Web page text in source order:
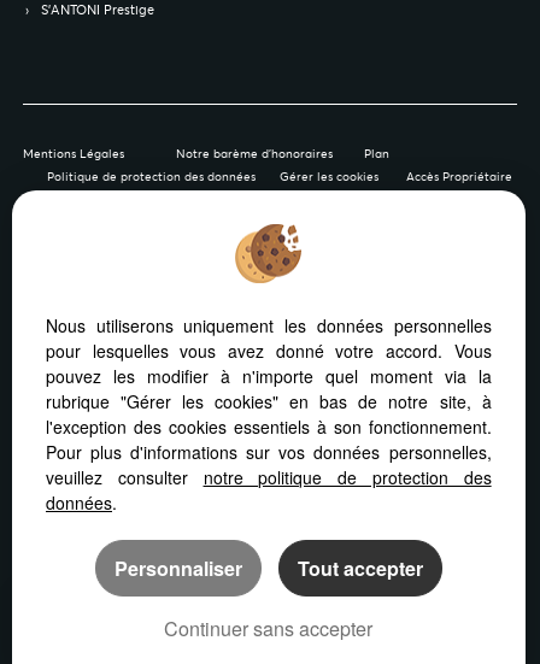
S’ANTONI Prestige
Mentions Légales Notre barème d'honoraires
Plan
Politique de protection des données
Gérer les cookies Accès Propriétaire
Afin de vous offrir un confort de lecture permanent, depuis
votre PC, votre tablette ou votre smartphone, notre site
s’adapte automatiquement aux différents types d'écrans
Logiciel transaction
Nous utiliserons uniquement les données personnelles
pour lesquelles vous avez donné votre accord. Vous
pouvez les modifier à n'importe quel moment via la
rubrique "Gérer les cookies" en bas de notre site, à
l'exception des cookies essentiels à son fonctionnement.
Pour plus d'informations sur vos données personnelles,
veuillez consulter notre politique de protection des
données.
Personnaliser Tout accepter
Continuer sans accepter